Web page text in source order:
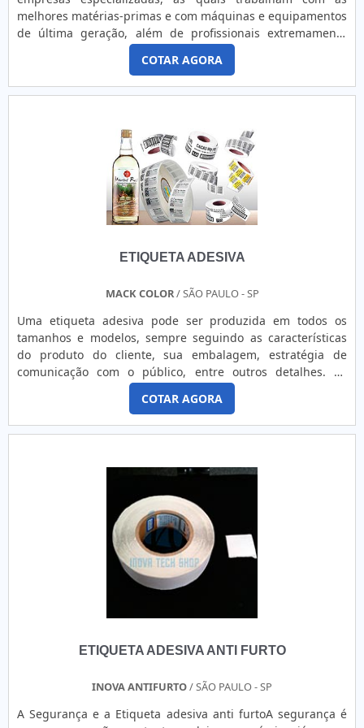
melhores matérias-primas e com máquinas e equipamentos
de última geração, além de profissionais extremamente
competentes, ou seja, unindo esses elementos o serviço e o
produto são realizados com a máxima qualidade. Estas
empresas são encontradas em pontos espalhados no país,
principalmente, nas regiões centrais, o que facilita para os
COTAR AGORA
ETIQUETA ADESIVA
MACK COLOR/ SÃO PAULO - SP
Uma etiqueta adesiva pode ser produzida em todos os
tamanhos e modelos, sempre seguindo as características
do produto do cliente, sua embalagem, estratégia de
comunicação com o público, entre outros detalhes. As
etiquetas podem ser obtidas também em impressoras que
trabalham no sistema de termotransferência.Para
campanhas promocionais, as etiquetas podem ser
impressas de algumas formas, entre as quais estão:
tiragens; Impressão digital para tiragens
ajudar a manter as etiquetas em bom estado em condições
adversas. No caso de exposição das etiquetas adesivas às
intempéries do tempo, é essencial utilizar acabamento com
verniz ultravioleta. Outra opção é o tratamento corona.A
Mack Color é referência em etiqueta adesiva com um
perfeito acabamento, feitas totalmente de acordo com o
COTAR AGORA
ETIQUETA ADESIVA ANTI FURTO
INOVA ANTIFURTO/ SÃO PAULO - SP
A Segurança e a Etiqueta adesiva anti furtoA segurança é